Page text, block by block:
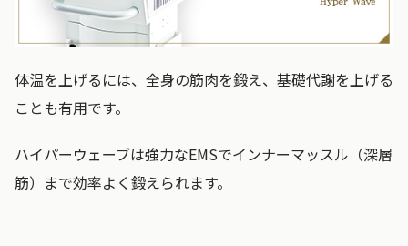
体温を上げるには、全身の筋肉を鍛え、基礎代謝を上げる
ことも有用です。
ハイパーウェーブは強力なEMSでインナーマッスル（深層
筋）まで効率よく鍛えられます。